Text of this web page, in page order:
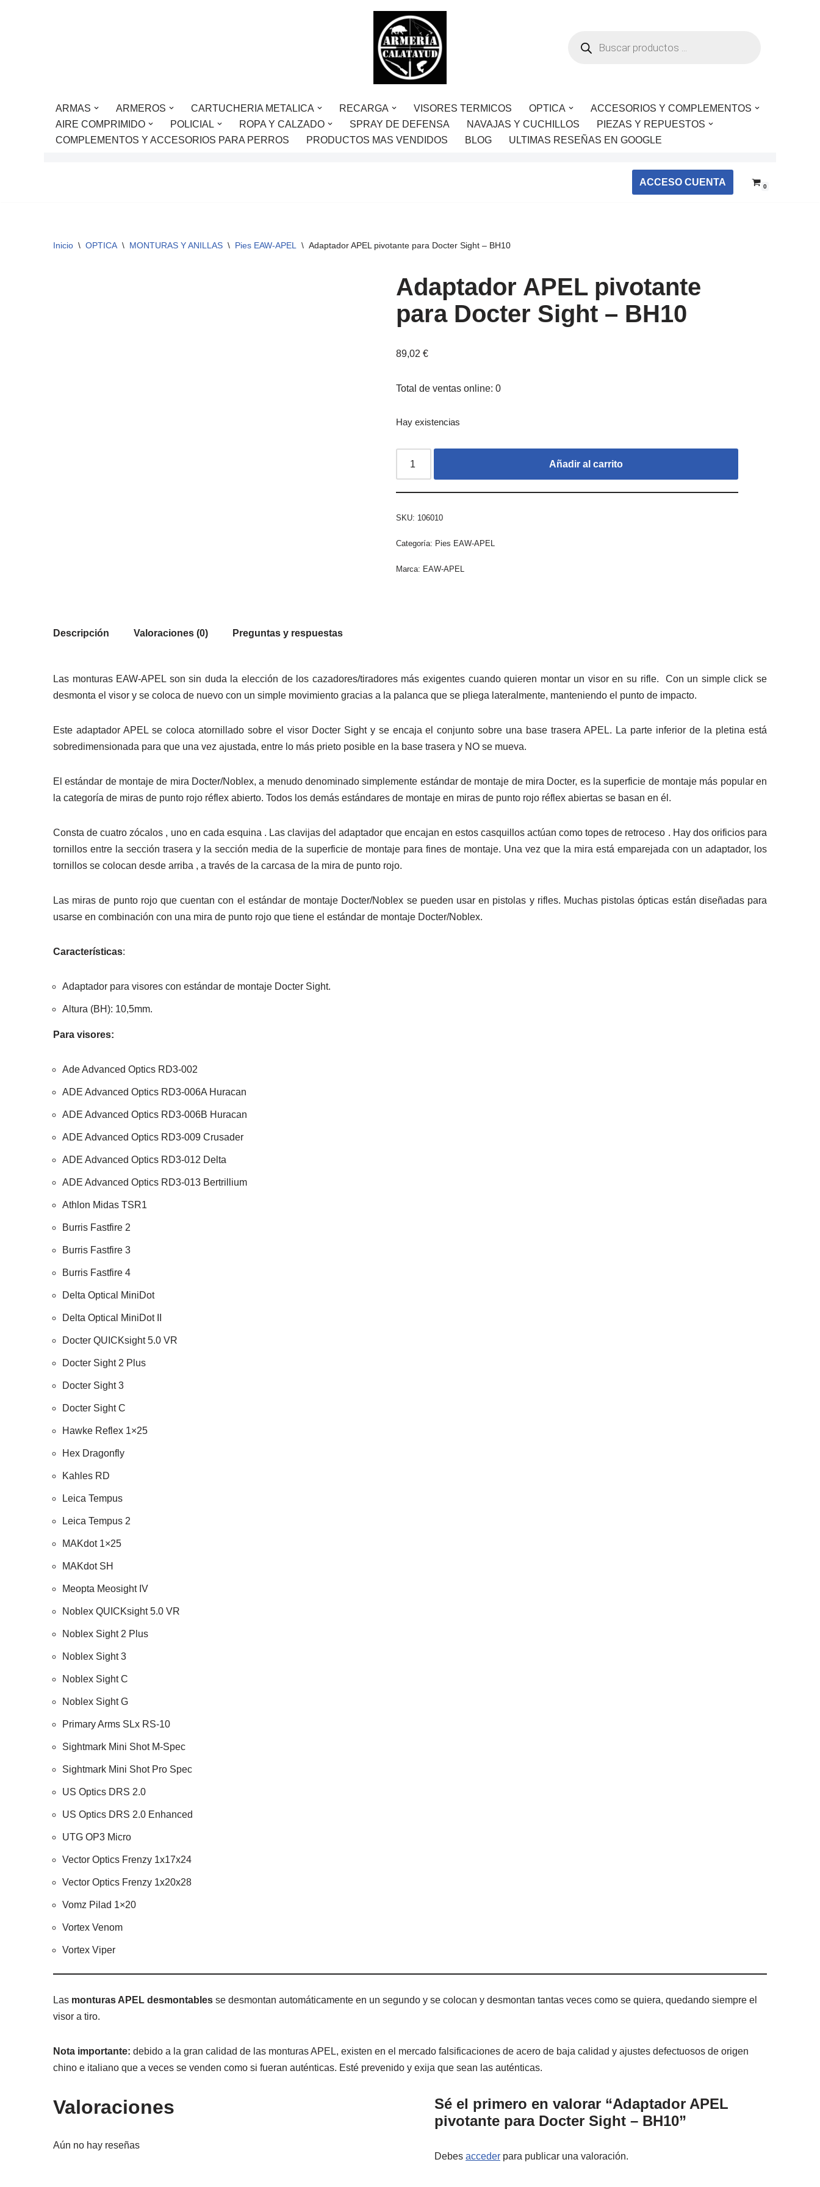
ARMAS ARMEROS CARTUCHERIA METALICA RECARGA VISORES TERMICOS OPTICA
ACCESORIOS Y COMPLEMENTOS
AIRE COMPRIMIDO
POLICIAL ROPA Y CALZADO SPRAY DE DEFENSA NAVAJAS Y CUCHILLOS
PIEZAS Y REPUESTOS
COMPLEMENTOS Y ACCESORIOS PARA PERROS
PRODUCTOS MAS VENDIDOS BLOG ULTIMAS RESEÑAS EN GOOGLE
ACCESO CUENTA 0
Inicio \ OPTICA \ MONTURAS Y ANILLAS \ Pies EAW-APEL \ Adaptador APEL pivotante para Docter Sight – BH10
Adaptador APEL pivotante
para Docter Sight – BH10
89,02 €
Total de ventas online: 0
Hay existencias
Añadir al carrito
SKU: 106010
Categoría: Pies EAW-APEL
Marca: EAW-APEL
Descripción Valoraciones (0) Preguntas y respuestas
Las monturas EAW-APEL son sin duda la elección de los cazadores/tiradores más exigentes cuando quieren montar un visor en su rifle. Con un simple click se
desmonta el visor y se coloca de nuevo con un simple movimiento gracias a la palanca que se pliega lateralmente, manteniendo el punto de impacto.
Este adaptador APEL se coloca atornillado sobre el visor Docter Sight y se encaja el conjunto sobre una base trasera APEL. La parte inferior de la pletina está
sobredimensionada para que una vez ajustada, entre lo más prieto posible en la base trasera y NO se mueva.
El estándar de montaje de mira Docter/Noblex, a menudo denominado simplemente estándar de montaje de mira Docter, es la superficie de montaje más popular en
la categoría de miras de punto rojo réflex abierto. Todos los demás estándares de montaje en miras de punto rojo réflex abiertas se basan en él.
Consta de cuatro zócalos , uno en cada esquina . Las clavijas del adaptador que encajan en estos casquillos actúan como topes de retroceso . Hay dos orificios para
tornillos entre la sección trasera y la sección media de la superficie de montaje para fines de montaje. Una vez que la mira está emparejada con un adaptador, los
tornillos se colocan desde arriba , a través de la carcasa de la mira de punto rojo.
Las miras de punto rojo que cuentan con el estándar de montaje Docter/Noblex se pueden usar en pistolas y rifles. Muchas pistolas ópticas están diseñadas para
usarse en combinación con una mira de punto rojo que tiene el estándar de montaje Docter/Noblex.
Características:
Adaptador para visores con estándar de montaje Docter Sight.
Altura (BH): 10,5mm.
Para visores:
Ade Advanced Optics RD3-002
ADE Advanced Optics RD3-006A Huracan
ADE Advanced Optics RD3-006B Huracan
ADE Advanced Optics RD3-009 Crusader
ADE Advanced Optics RD3-012 Delta
ADE Advanced Optics RD3-013 Bertrillium
Athlon Midas TSR1
Burris Fastfire 2
Burris Fastfire 3
Burris Fastfire 4
Delta Optical MiniDot
Delta Optical MiniDot II
Docter QUICKsight 5.0 VR
Docter Sight 2 Plus
Docter Sight 3
Docter Sight C
Hawke Reflex 1×25
Hex Dragonfly
Kahles RD
Leica Tempus
Leica Tempus 2
MAKdot 1×25
MAKdot SH
Meopta Meosight IV
Noblex QUICKsight 5.0 VR
Noblex Sight 2 Plus
Noblex Sight 3
Noblex Sight C
Noblex Sight G
Primary Arms SLx RS-10
Sightmark Mini Shot M-Spec
Sightmark Mini Shot Pro Spec
US Optics DRS 2.0
US Optics DRS 2.0 Enhanced
UTG OP3 Micro
Vector Optics Frenzy 1x17x24
Vector Optics Frenzy 1x20x28
Vomz Pilad 1×20
Vortex Venom
Vortex Viper
Las monturas APEL desmontables se desmontan automáticamente en un segundo y se colocan y desmontan tantas veces como se quiera, quedando siempre el
visor a tiro.
Nota importante: debido a la gran calidad de las monturas APEL, existen en el mercado falsificaciones de acero de baja calidad y ajustes defectuosos de origen
chino e italiano que a veces se venden como si fueran auténticas. Esté prevenido y exija que sean las auténticas.
Valoraciones
Aún no hay reseñas
Sé el primero en valorar “Adaptador APEL
pivotante para Docter Sight – BH10”
Debes acceder para publicar una valoración.